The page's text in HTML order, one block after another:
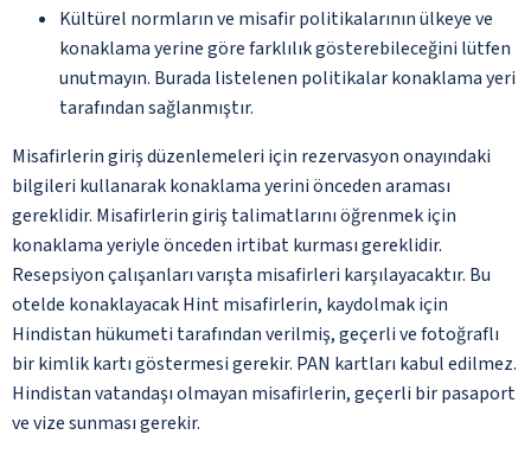
Kültürel normların ve misafir politikalarının ülkeye ve
konaklama yerine göre farklılık gösterebileceğini lütfen
unutmayın. Burada listelenen politikalar konaklama yeri
tarafından sağlanmıştır.
Misafirlerin giriş düzenlemeleri için rezervasyon onayındaki
bilgileri kullanarak konaklama yerini önceden araması
gereklidir. Misafirlerin giriş talimatlarını öğrenmek için
konaklama yeriyle önceden irtibat kurması gereklidir.
Resepsiyon çalışanları varışta misafirleri karşılayacaktır. Bu
otelde konaklayacak Hint misafirlerin, kaydolmak için
Hindistan hükumeti tarafından verilmiş, geçerli ve fotoğraflı
bir kimlik kartı göstermesi gerekir. PAN kartları kabul edilmez.
Hindistan vatandaşı olmayan misafirlerin, geçerli bir pasaport
ve vize sunması gerekir.